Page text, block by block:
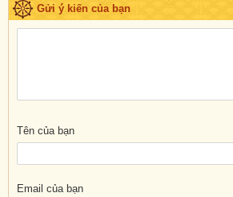
Gửi ý kiến của bạn
Tên của bạn
Email của bạn